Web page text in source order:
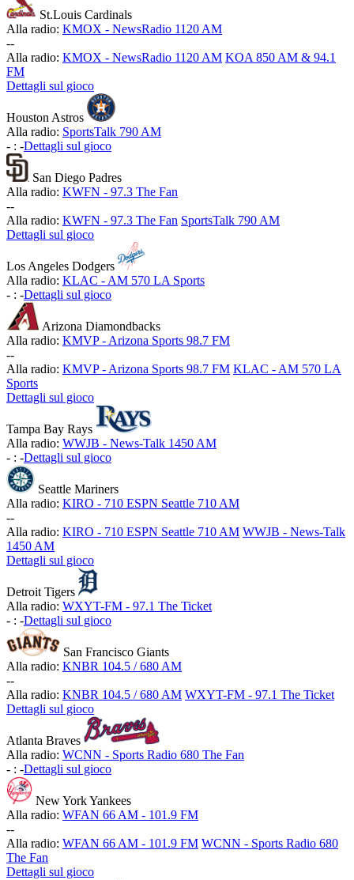
St.Louis Cardinals
Alla radio: KMOX - NewsRadio 1120 AM
--
Alla radio: KMOX - NewsRadio 1120 AM KOA 850 AM & 94.1
FM
Dettagli sul gioco
Houston Astros
Alla radio: SportsTalk 790 AM
- : -Dettagli sul gioco
San Diego Padres
Alla radio: KWFN - 97.3 The Fan
--
Alla radio: KWFN - 97.3 The Fan SportsTalk 790 AM
Dettagli sul gioco
Los Angeles Dodgers
Alla radio: KLAC - AM 570 LA Sports
- : -Dettagli sul gioco
Arizona Diamondbacks
Alla radio: KMVP - Arizona Sports 98.7 FM
--
Alla radio: KMVP - Arizona Sports 98.7 FM KLAC - AM 570 LA
Sports
Dettagli sul gioco
Tampa Bay Rays
Alla radio: WWJB - News-Talk 1450 AM
- : -Dettagli sul gioco
Seattle Mariners
Alla radio: KIRO - 710 ESPN Seattle 710 AM
--
Alla radio: KIRO - 710 ESPN Seattle 710 AM WWJB - News-Talk
1450 AM
Dettagli sul gioco
Detroit Tigers
Alla radio: WXYT-FM - 97.1 The Ticket
- : -Dettagli sul gioco
San Francisco Giants
Alla radio: KNBR 104.5 / 680 AM
--
Alla radio: KNBR 104.5 / 680 AM WXYT-FM - 97.1 The Ticket
Dettagli sul gioco
Atlanta Braves
Alla radio: WCNN - Sports Radio 680 The Fan
- : -Dettagli sul gioco
New York Yankees
Alla radio: WFAN 66 AM - 101.9 FM
--
Alla radio: WFAN 66 AM - 101.9 FM WCNN - Sports Radio 680
The Fan
Dettagli sul gioco